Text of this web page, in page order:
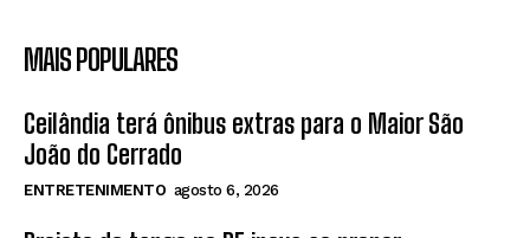
MAIS POPULARES
Ceilândia terá ônibus extras para o Maior São
João do Cerrado
ENTRETENIMENTO agosto 6, 2026